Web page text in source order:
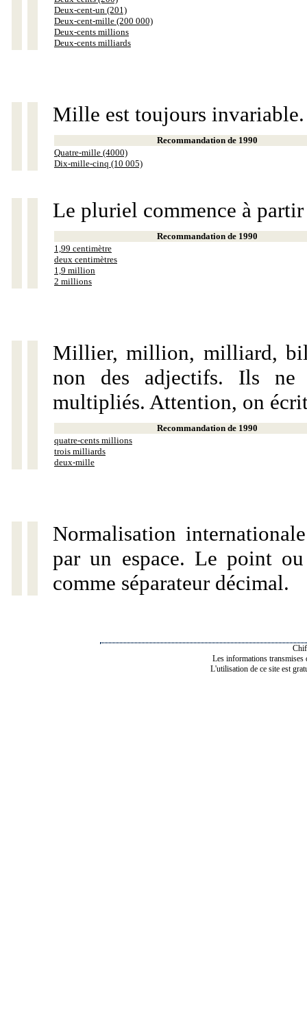
Deux-cent-un (201)
Deux-cent-mille (200 000)
Deux-cents millions
Deux-cents milliards
Mille est toujours invariable.
Recommandation de 1990
Quatre-mille (4000)
Dix-mille-cinq (10 005)
Le pluriel commence à
Recommandation de 1990
1,99 centimètre
deux centimètres
1,9 million
2 millions
Millier, million, milliard,
non des adjectifs. Ils ne
multipliés. Attention, on
Recommandation de 1990
quatre-cents millions
trois milliards
deux-mille
Normalisation
par un espace. Le point
comme séparateur décimal.
Les informations transmises
L'utilisation de ce site est